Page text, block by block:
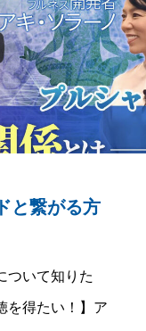
と繋がる方
ついて知りた
を得たい！】ア